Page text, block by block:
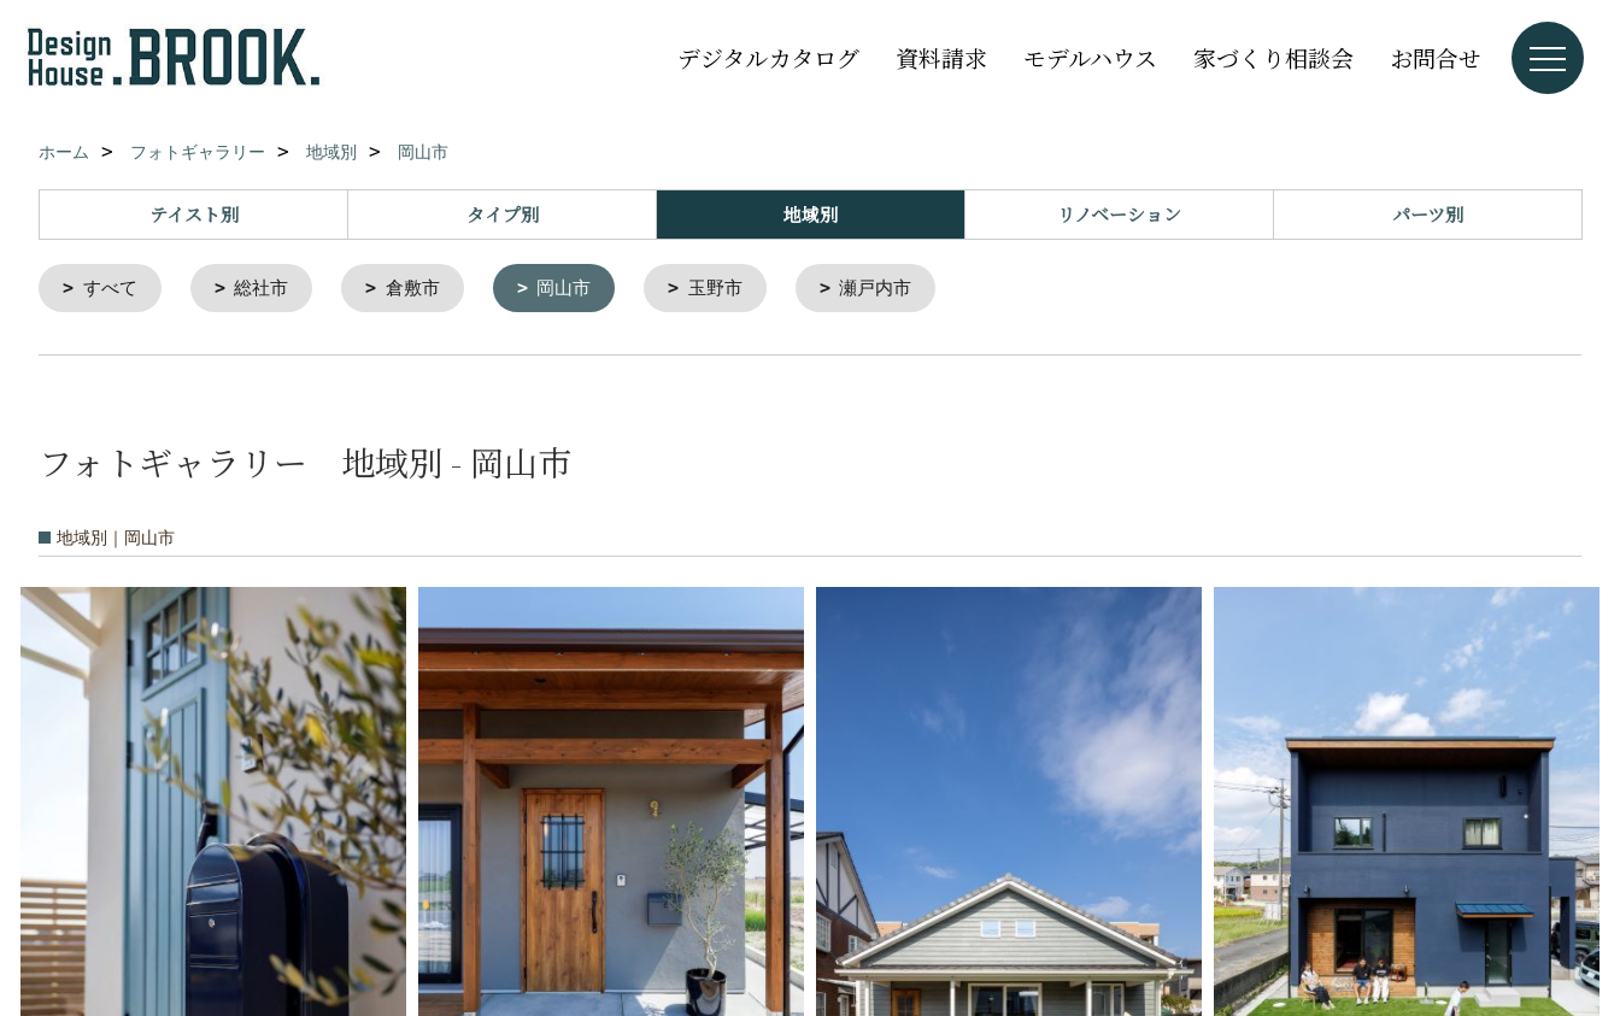
デジタルカタログ 資料請求 モデルハウス 家づくり相談会 お問合せ
ホーム フォトギャラリー 地域別 岡山市
テイスト別 タイプ別 地域別 リノベーション パーツ別
すべて 総社市 倉敷市 岡山市 玉野市 瀬戸内市
フォトギャラリー 地域別 - 岡山市
地域別｜岡山市